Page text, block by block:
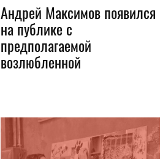
Андрей Максимов появился
на публике с
предполагаемой
возлюбленной